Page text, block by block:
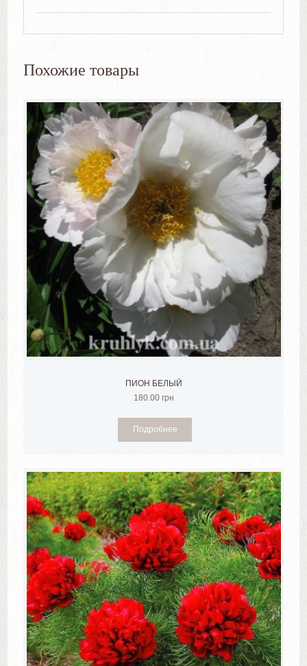
Похожие товары
ПИОН БЕЛЫЙ
180.00 грн
Подробнее